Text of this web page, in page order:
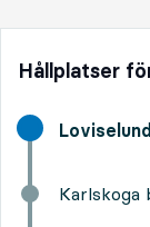
Hållplatser
Start
Karlskoga